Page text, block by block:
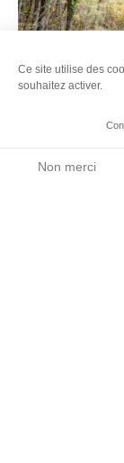
Ce site utilise des
souhaitez activer.
Non merci